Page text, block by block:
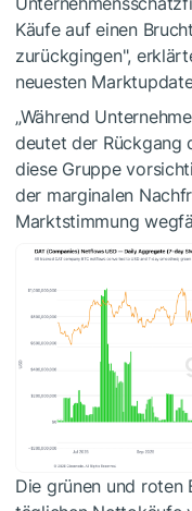
Käufe auf einen
zurückgingen",
neuesten
„Während
deutet der Rückgang
diese Gruppe
der marginalen
Marktstimmung
Die grünen und roten